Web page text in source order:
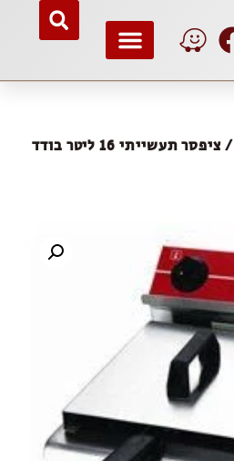
/ ציפסר תעשייתי 16 ליטר בודד